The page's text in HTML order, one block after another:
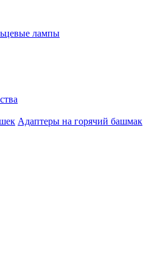
лампы
Адаптеры на горячий башмак